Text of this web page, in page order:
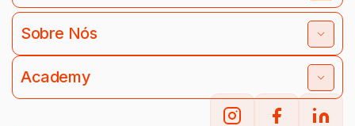
Sobre Nós
Academy